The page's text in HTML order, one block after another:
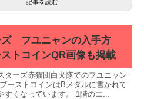
記事を読む
ズ フユニャンの入手方
トコインQR画像も掲載
ターズ赤猫団白犬隊でのフユニャン
ーストコインはBメダルに書かれて
すくなっています。 1階のエ...